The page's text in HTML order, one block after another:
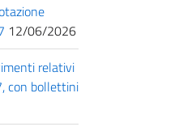
12/06/2026
relativi
con bollettini